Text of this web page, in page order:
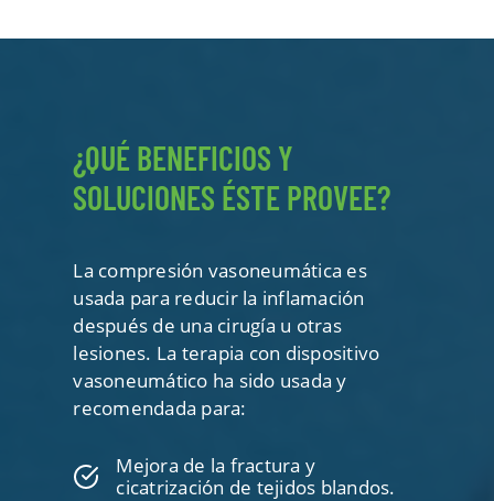
¿QUÉ BENEFICIOS Y
SOLUCIONES ÉSTE PROVEE?
La compresión vasoneumática es
usada para reducir la inflamación
después de una cirugía u otras
lesiones. La terapia con dispositivo
vasoneumático ha sido usada y
recomendada para:
Mejora de la fractura y
cicatrización de tejidos blandos.